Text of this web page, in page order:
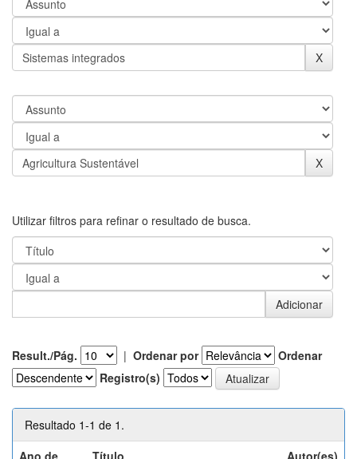
Utilizar filtros para refinar o resultado de busca.
Result./Pág. | Ordenar por
Ordenar
Registro(s)
Resultado 1-1 de 1.
Ano de
Título Autor(es)